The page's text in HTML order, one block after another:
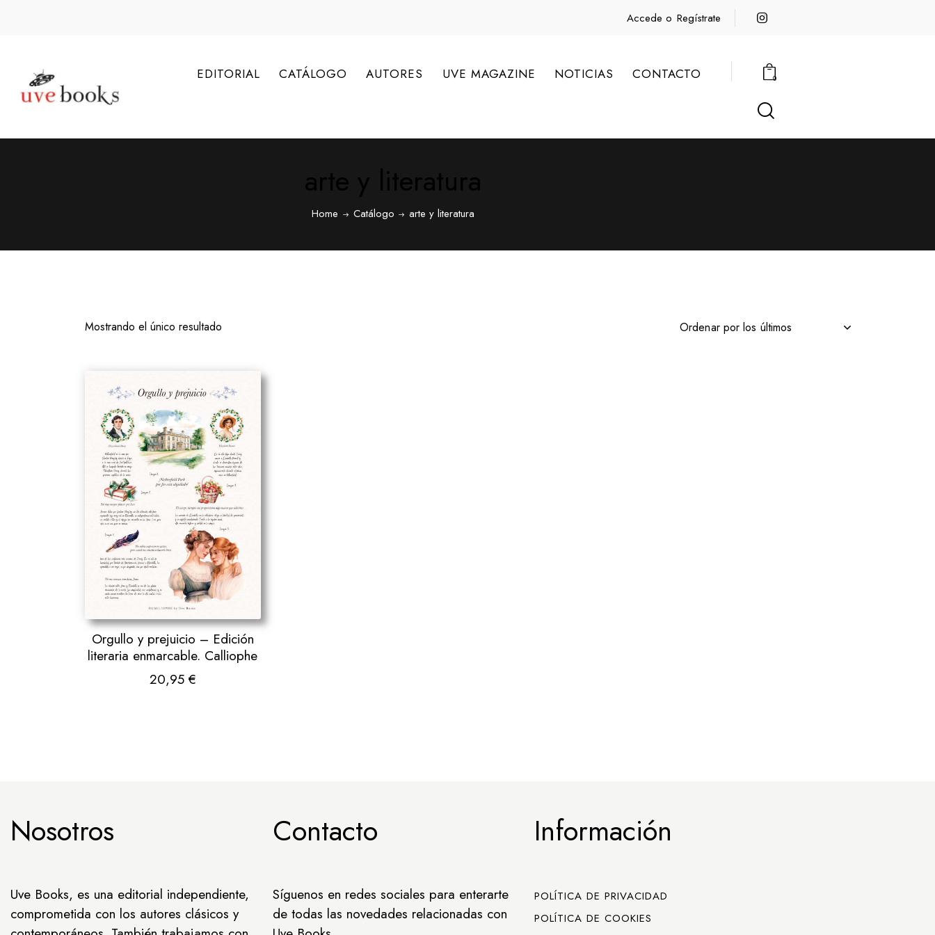
Accede o Regístrate
EDITORIAL CATÁLOGO AUTORES UVE MAGAZINE NOTICIAS CONTACTO 0
Home Catálogo arte y literatura
Mostrando el único resultado
Orgullo y prejuicio – Edición
literaria enmarcable. Calliophe
20,95 €
Nosotros
Uve Books, es una editorial independiente,
comprometida con los autores clásicos y
Contacto
Síguenos en redes sociales para enterarte
de todas las novedades relacionadas con
Información
POLÍTICA DE PRIVACIDAD
POLÍTICA DE COOKIES